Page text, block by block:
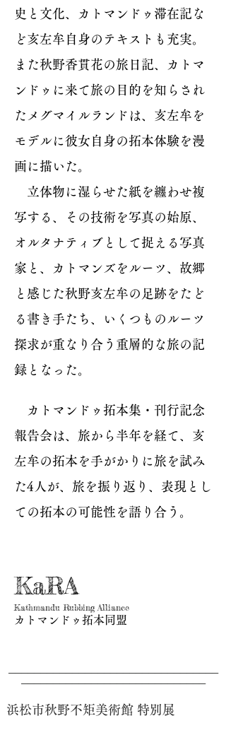
史と文化、カトマンドゥ滞在記な
ど亥左牟自身のテキストも充実。
また秋野香貫花の旅日記、カトマ
ンドゥに来て旅の目的を知らされ
たメグマイルランドは、亥左牟を
モデルに彼女自身の拓本体験を漫
画に描いた。
立体物に湿らせた紙を纏わせ複
写する、その技術を写真の始原、
オルタナティブとして捉える写真
家と、カトマンズをルーツ、故郷
と感じた秋野亥左牟の足跡をたど
る書き手たち、いくつものルーツ
探求が重なり合う重層的な旅の記
録となった。
カトマンドゥ拓本集・刊行記念
報告会は、旅から半年を経て、亥
左牟の拓本を手がかりに旅を試み
た4人が、旅を振り返り、表現とし
ての拓本の可能性を語り合う。
KaRA
Kathmandu Rubbing Alliance
カトマンドゥ拓本同盟
─────────────────────────────────
─────────────────────────────
浜松市秋野不矩美術館 特別展